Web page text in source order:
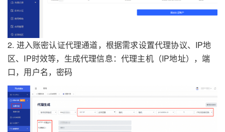
2. 进入账密认证代理通道，根据需求设置代理协议、IP地
区、IP时效等，生成代理信息：代理主机（IP地址），端
口，用户名，密码